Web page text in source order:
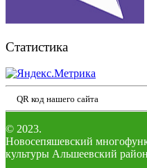
Статистика
QR код нашего сайта
© 2023.
Новосепяшевский
культуры Альшеевский